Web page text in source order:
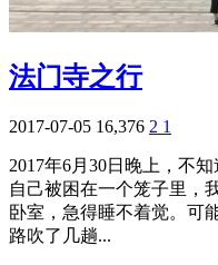
法门寺之行
2017-07-05 16,376 2 1
2017年6月30日晚上，不
自己被困在一个笼子里，
卧室，急得睡不着觉。可
路吹了几趟...